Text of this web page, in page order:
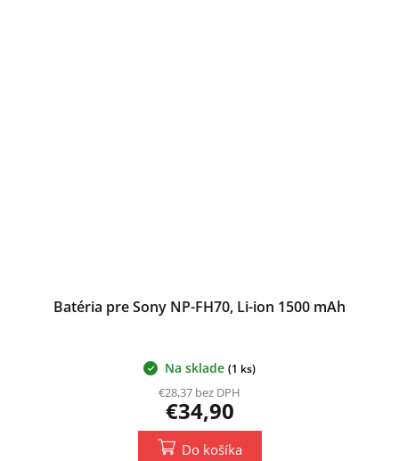
Batéria pre Sony NP-FH70, Li-ion 1500 mAh
Na sklade (1 ks)
€28,37 bez DPH
€34,90
Do košíka